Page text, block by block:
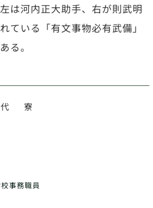
は河内正大助手、右が則武明
ている「有文事物必有武備」
る。
寮
事務職員